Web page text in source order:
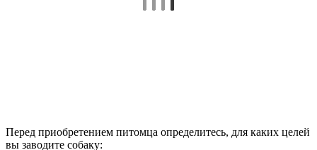
Перед приобретением питомца определитесь, для каких целей
вы заводите собаку: